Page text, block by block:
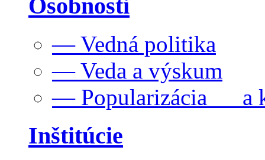
Osobnosti
— Vedná politika
— Veda a výskum
— Popularizácia a
Inštitúcie